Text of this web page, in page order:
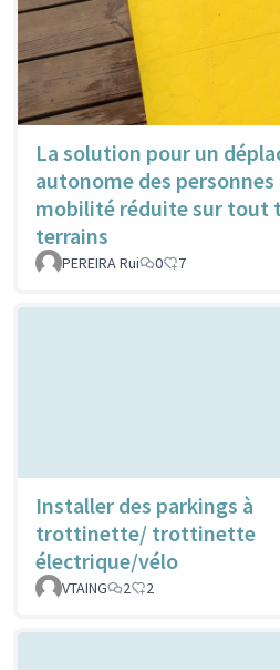
La solution pour un
autonome des personnes
mobilité réduite sur tout
terrains
PEREIRA Rui 0 7
Installer des parkings à
trottinette/ trottinette
électrique/vélo
VTAING 2 2